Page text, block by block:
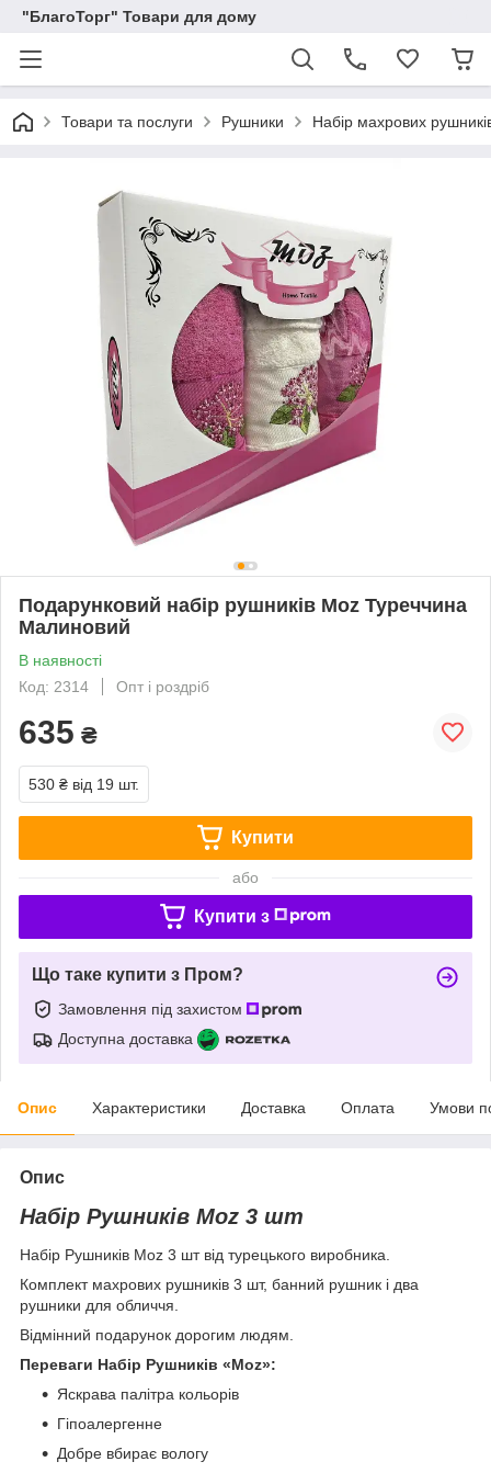
"БлагоТорг" Товари для дому
Товари та послуги Рушники Набір махрових
Подарунковий набір рушників Moz Туреччина
Малиновий
В наявності
Код: 2314
Опт і роздріб
635 ₴
530 ₴ від 19 шт.
Купити
або
Купити з
Що таке купити з Пром?
Замовлення під захистом
Доступна доставка
Опис Характеристики Доставка Оплата Умови
Опис
Набір Рушників Moz 3 шт
Набір Рушників Moz 3 шт від турецького виробника.
Комплект махрових рушників 3 шт, банний рушник і два
рушники для обличчя.
Відмінний подарунок дорогим людям.
Переваги Набір Рушників «Moz»:
Яскрава палітра кольорів
Гіпоалергенне
Добре вбирає вологу